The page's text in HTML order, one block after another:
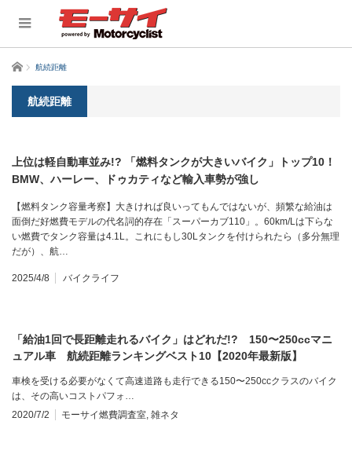
ホーム 航続距離
航続距離
上位は軽自動車並み!? 「燃料タンクが大きいバイク」トップ10！
BMW、ハーレー、ドゥカティなど輸入車勢が強し
【燃料タンク容量考察】大きければ良いってもんではないが、頻繁な給油は
面倒だ好燃費モデルの代名詞的存在「スーパーカブ110」。60km/Lは下らな
い燃費でタンク容量は4.1L。これにもし30Lタンクを付けられたら（多分無理
だが）、航…
2025/4/8 バイクライフ
「給油1回で長距離走れるバイク」はどれだ!? 150〜250ccマニ
ュアル車 航続距離ランキングベスト10【2020年最新版】
車検を受ける必要がなくて高速道路も走行できる150〜250ccクラスのバイク
は、その高いコストパフォ…
2020/7/2
モーサイ燃費調査室, 雑ネタ